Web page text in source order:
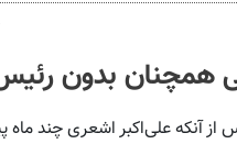
همچنان بدون
آنکه علی‌اکبر اشعری چند ماه